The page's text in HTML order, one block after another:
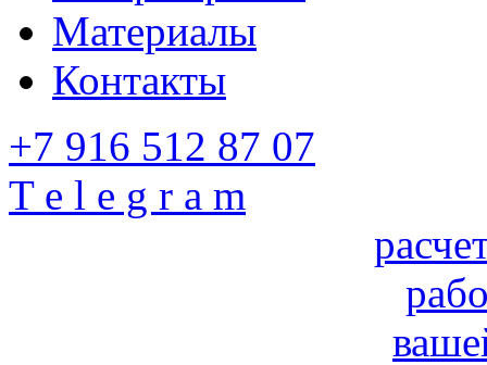
Материалы
Контакты
+7 916 512 87 07
T e l e g r a m